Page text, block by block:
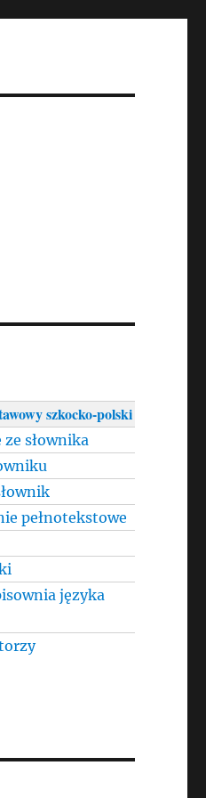
szkocko-polski
słownika
pełnotekstowe
języka